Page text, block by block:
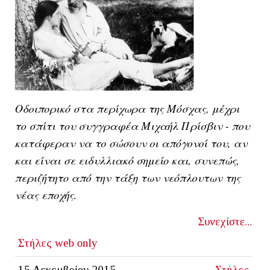
Οδοιπορικό στα περίχωρα της Μόσχας, μέχρι
το σπίτι του συγγραφέα Μιχαήλ Πρίσβιν - που
κατάφεραν να το σώσουν οι απόγονοί του, αν
και είναι σε ειδυλλιακό σημείο και, συνεπώς,
περιζήτητο από την τάξη των νεόπλουτων της
νέας εποχής.
Συνεχίστε...
Στήλες web only